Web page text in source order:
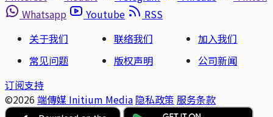
Whatsapp
Youtube
RSS
关于我们
联络我们
加入我们
常见问题
版权声明
公司新闻
订阅支持
©2026 端傳媒 Initium Media 隐私政策 服务条款